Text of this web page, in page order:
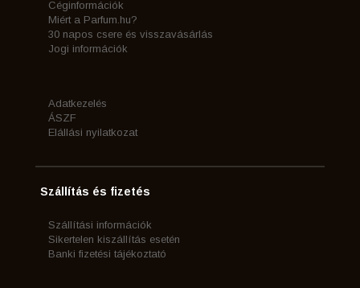
Céginformációk
Miért a Parfum.hu?
30 napos csere és visszavásárlás
Jogi információk
Adatkezelés
ÁSZF
Elállási nyilatkozat
Szállítás és fizetés
Szállítási információk
Sikertelen kiszállítás esetén
Banki fizetési tájékoztató